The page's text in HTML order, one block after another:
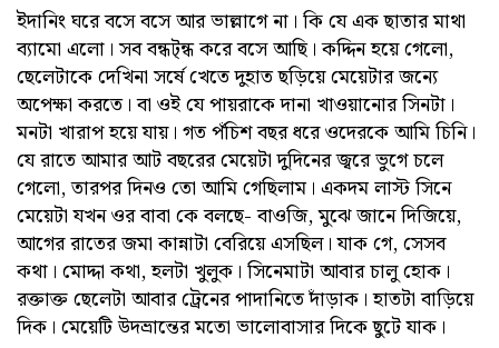
ইদানিং ঘরে বসে বসে আর ভাল্লাগে না। কি যে এক ছাতার মাথা
ব্যামো এলো। সব বন্ধট্ন্ধ করে বসে আছি। কদ্দিন হয়ে গেলো,
ছেলেটাকে দেখিনা সর্ষে খেতে দুহাত ছড়িয়ে মেয়েটার জন্যে
অপেক্ষা করতে। বা ওই যে পায়রাকে দানা খাওয়ানোর সিনটা।
মনটা খারাপ হয়ে যায়। গত পঁচিশ বছর ধরে ওদেরকে আমি চিনি।
যে রাতে আমার আট বছরের মেয়েটা দুদিনের জ্বরে ভুগে চলে
গেলো, তারপর দিনও তো আমি গেছিলাম। একদম লাস্ট সিনে
মেয়েটা যখন ওর বাবা কে বলছে- বাওজি, মুঝে জানে দিজিয়ে,
আগের রাতের জমা কান্নাটা বেরিয়ে এসছিল। যাক গে, সেসব
কথা। মোদ্দা কথা, হলটা খুলুক। সিনেমাটা আবার চালু হোক।
রক্তাক্ত ছেলেটা আবার ট্রেনের পাদানিতে দাঁড়াক। হাতটা বাড়িয়ে
দিক। মেয়েটি উদভ্রান্তের মতো ভালোবাসার দিকে ছুটে যাক।